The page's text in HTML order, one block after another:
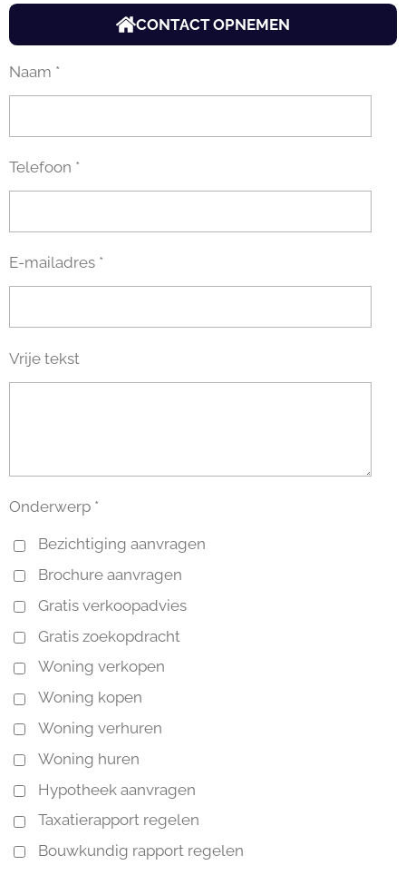
CONTACT OPNEMEN
Naam *
Telefoon *
E-mailadres *
Vrije tekst
Onderwerp *
Bezichtiging aanvragen
Brochure aanvragen
Gratis verkoopadvies
Gratis zoekopdracht
Woning verkopen
Woning kopen
Woning verhuren
Woning huren
Hypotheek aanvragen
Taxatierapport regelen
Bouwkundig rapport regelen